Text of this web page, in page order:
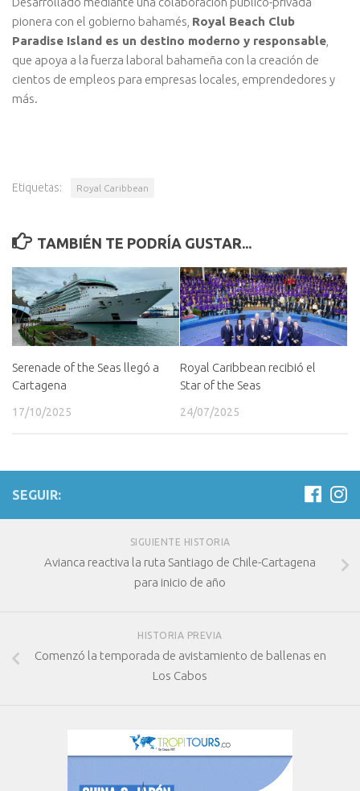
pionera con el gobierno bahamés, Royal Beach Club
Paradise Island es un destino moderno y responsable
que apoya a la fuerza laboral bahameña con la creación de
cientos de empleos para empresas locales, emprendedores y
más.
Etiquetas: Royal Caribbean
TAMBIÉN TE PODRÍA GUSTAR...
Serenade of the Seas llegó a
Cartagena
17/10/2025
Royal Caribbean recibió el
Star of the Seas
24/07/2025
SEGUIR:
SIGUIENTE HISTORIA
Avianca reactiva la ruta Santiago de Chile-Cartagena
para inicio de año
HISTORIA PREVIA
Comenzó la temporada de avistamiento de ballenas en
Los Cabos